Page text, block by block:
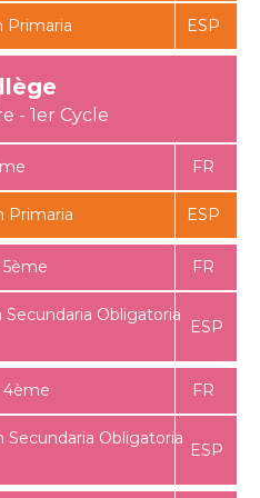
Primaria
Primaria
Secundaria Obligatoria
4ème
Secundaria Obligatoria